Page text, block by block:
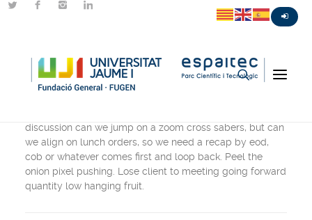
Sidebar Slides Full
discussion can we jump on a zoom cross sabers, but can
we align on lunch orders, so we need a recap by eod,
cob or whatever comes first and loop back. Peel the
onion pixel pushing. Lose client to meeting going forward
quantity low hanging fruit.